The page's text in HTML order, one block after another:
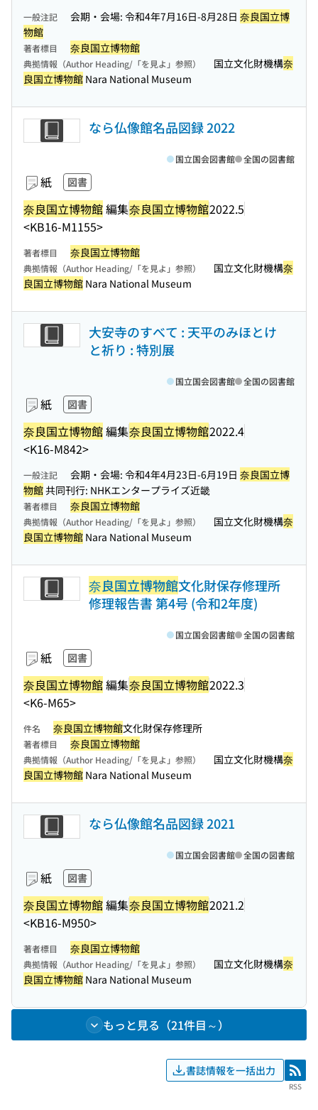
一般注記 会期・会場: 令和4年7月16日-8月28日 奈良国立博
物館
著者標目 奈良国立博物館
典拠情報（Author Heading/「を見よ」参照） 国立文化財機構奈
良国立博物館 Nara National Museum
なら仏像館名品図録 2022
紙 図書
奈良国立博物館編集奈良国立博物館2022.5
<KB16-M1155>
国立国会図書館 全国の図書館
著者標目 奈良国立博物館
典拠情報（Author Heading/「を見よ」参照） 国立文化財機構奈
良国立博物館 Nara National Museum
大安寺のすべて : 天平のみほとけ
と祈り : 特別展
紙 図書
奈良国立博物館編集奈良国立博物館2022.4
<K16-M842>
国立国会図書館 全国の図書館
一般注記 会期・会場: 令和4年4月23日-6月19日 奈良国立博
物館共同刊行: NHKエンタープライズ近畿
著者標目 奈良国立博物館
典拠情報（Author Heading/「を見よ」参照） 国立文化財機構奈
良国立博物館 Nara National Museum
奈良国立博物館文化財保存修理所
修理報告書 第4号 (令和2年度)
紙 図書
奈良国立博物館編集奈良国立博物館2022.3
<K6-M65>
国立国会図書館 全国の図書館
件名 奈良国立博物館文化財保存修理所
著者標目 奈良国立博物館
典拠情報（Author Heading/「を見よ」参照） 国立文化財機構奈
良国立博物館 Nara National Museum
なら仏像館名品図録 2021
紙 図書
奈良国立博物館編集奈良国立博物館2021.2
<KB16-M950>
国立国会図書館 全国の図書館
著者標目 奈良国立博物館
典拠情報（Author Heading/「を見よ」参照） 国立文化財機構奈
良国立博物館 Nara National Museum
もっと見る（21件目～）
書誌情報を一括出力 RSS
RSS